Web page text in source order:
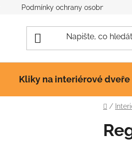
Podmínky ochrany osobních údajů
Kliky na interiérové dveře
Domů
/